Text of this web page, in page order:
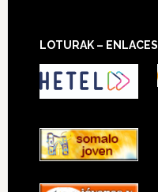
LOTURAK – ENLACES